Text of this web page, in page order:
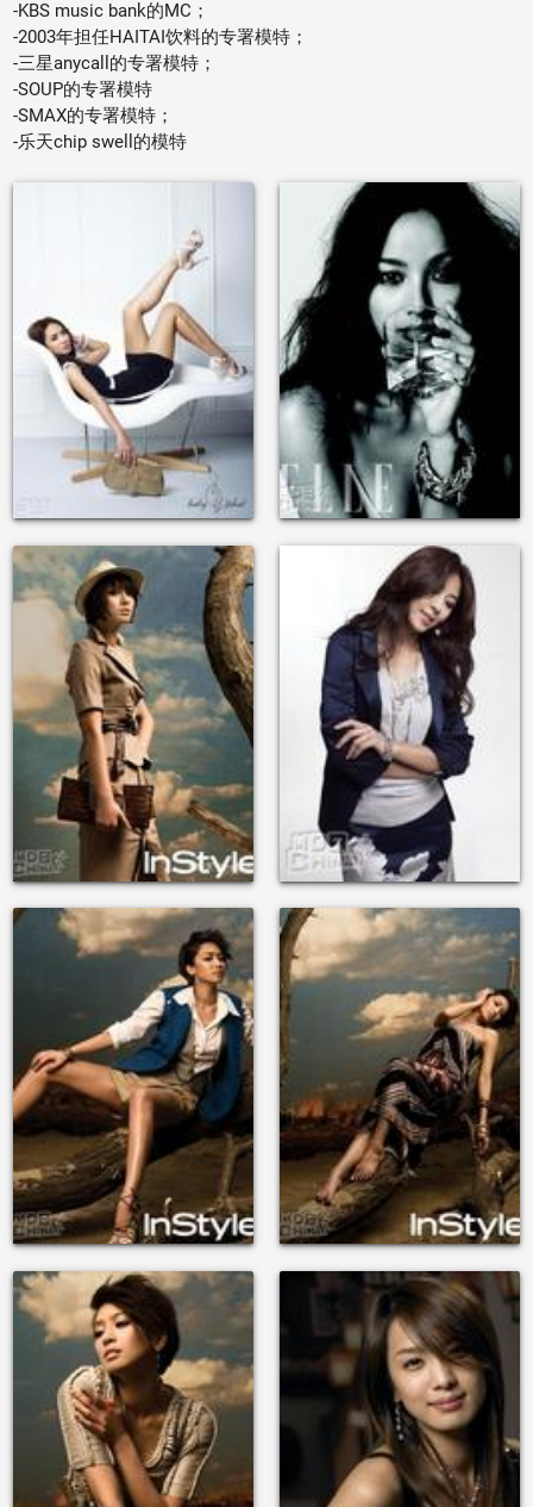
-KBS music bank的MC；
-2003年担任HAITAI饮料的专署模特；
-三星anycall的专署模特；
-SOUP的专署模特
-SMAX的专署模特；
-乐天chip swell的模特